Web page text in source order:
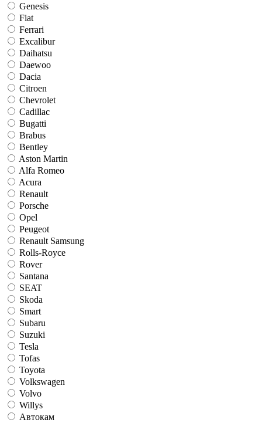
Genesis
Fiat
Ferrari
Excalibur
Daihatsu
Daewoo
Dacia
Citroen
Chevrolet
Cadillac
Bugatti
Brabus
Bentley
Aston Martin
Alfa Romeo
Acura
Renault
Porsche
Opel
Peugeot
Renault Samsung
Rolls-Royce
Rover
Santana
SEAT
Skoda
Smart
Subaru
Suzuki
Tesla
Tofas
Toyota
Volkswagen
Volvo
Willys
Автокам